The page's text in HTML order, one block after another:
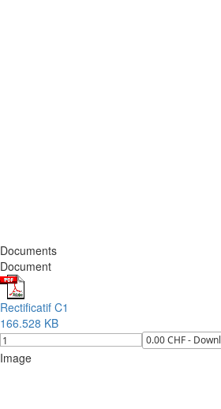
Documents
Document
Rectificatif C1
166.528 KB
Image